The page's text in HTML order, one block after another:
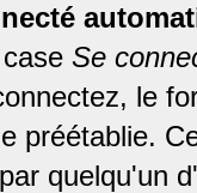
Se
le
préétablie.
quelqu'un